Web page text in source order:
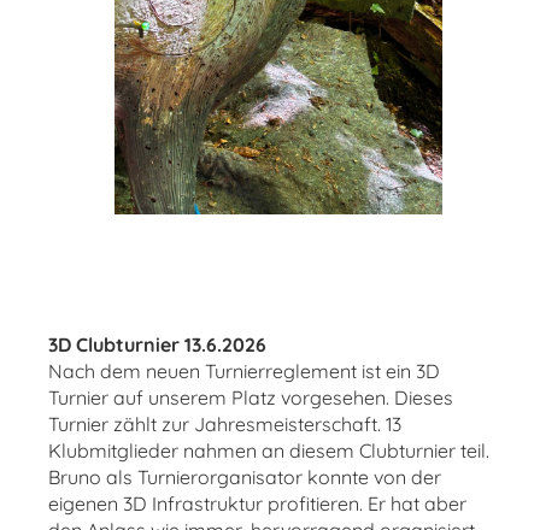
3D Clubturnier 13.6.2026
Nach dem neuen Turnierreglement ist ein 3D
Turnier auf unserem Platz vorgesehen. Dieses
Turnier zählt zur Jahresmeisterschaft. 13
Klubmitglieder nahmen an diesem Clubturnier teil.
Bruno als Turnierorganisator konnte von der
eigenen 3D Infrastruktur profitieren. Er hat aber